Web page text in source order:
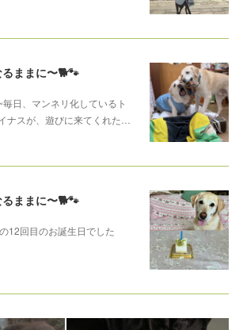
ままに〜🐕🐾
日、マンネリ化しているト
ナスが、遊びに来てくれた…
ままに〜🐕🐾
12回目のお誕生日でした